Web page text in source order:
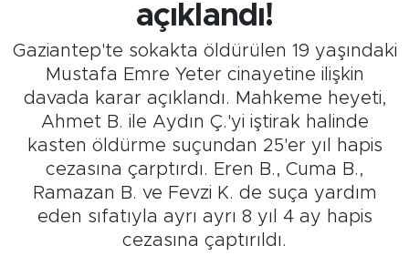
açıklandı!
Gaziantep'te sokakta öldürülen 19 yaşındaki
Mustafa Emre Yeter cinayetine ilişkin
davada karar açıklandı. Mahkeme heyeti,
Ahmet B. ile Aydın Ç.'yi iştirak halinde
kasten öldürme suçundan 25'er yıl hapis
cezasına çarptırdı. Eren B., Cuma B.,
Ramazan B. ve Fevzi K. de suça yardım
eden sıfatıyla ayrı ayrı 8 yıl 4 ay hapis
cezasına çaptırıldı.